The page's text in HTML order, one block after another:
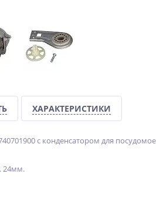
ХАРАКТЕРИСТИКИ
с конденсатором для
24мм.